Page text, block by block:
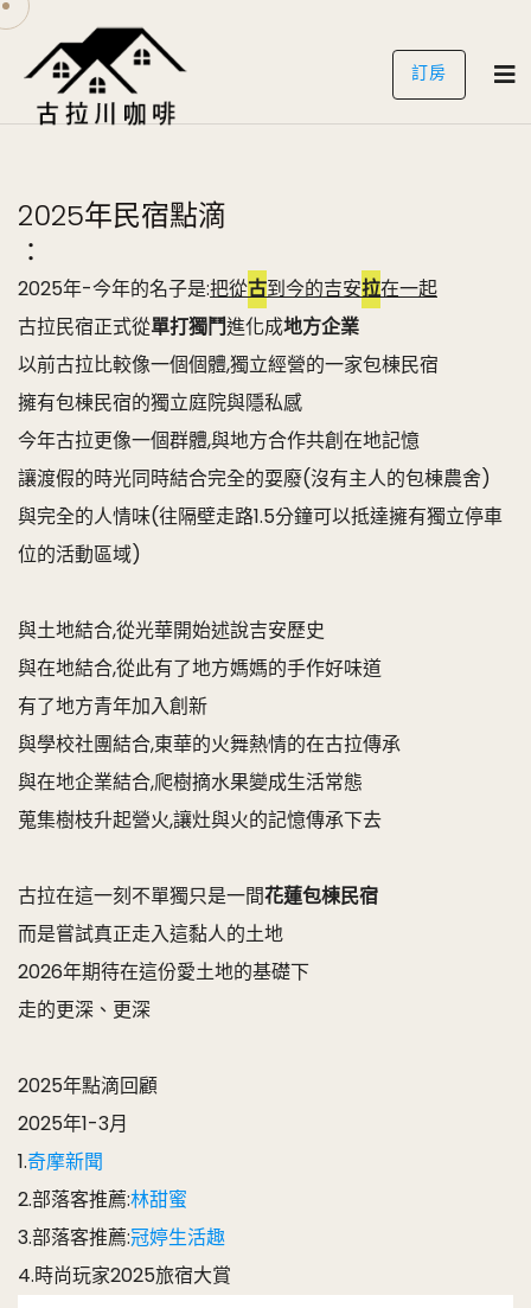
訂房
2025年民宿點滴
：
2025年-今年的名子是:把從古到今的吉安拉在一起
古拉民宿正式從單打獨鬥進化成地方企業
以前古拉比較像一個個體,獨立經營的一家包棟民宿
擁有包棟民宿的獨立庭院與隱私感
今年古拉更像一個群體,與地方合作共創在地記憶
讓渡假的時光同時結合完全的耍廢(沒有主人的包棟農舍)
與完全的人情味(往隔壁走路1.5分鐘可以抵達擁有獨立停車
位的活動區域)
與土地結合,從光華開始述說吉安歷史
與在地結合,從此有了地方媽媽的手作好味道
有了地方青年加入創新
與學校社團結合,東華的火舞熱情的在古拉傳承
與在地企業結合,爬樹摘水果變成生活常態
蒐集樹枝升起營火,讓灶與火的記憶傳承下去
古拉在這一刻不單獨只是一間花蓮包棟民宿
而是嘗試真正走入這黏人的土地
2026年期待在這份愛土地的基礎下
走的更深、更深
2025年點滴回顧
2025年1-3月
1.奇摩新聞
2.部落客推薦:林甜蜜
3.部落客推薦:冠婷生活趣
4.時尚玩家2025旅宿大賞